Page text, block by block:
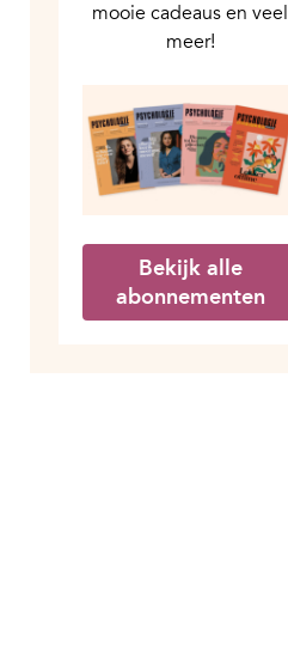
mooie cadeaus en veel
meer!
Bekijk alle
abonnementen